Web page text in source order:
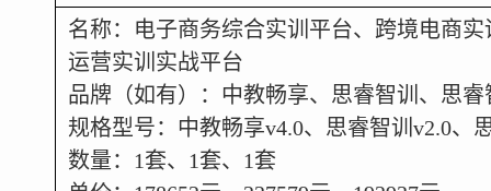
名称：电子商务综合实训平台、跨境电商
运营实训实战平台
品牌（如有）：中教畅享、思睿智训、思睿
规格型号：中教畅享v4.0、思睿智训v2.0、
数量：1套、1套、1套